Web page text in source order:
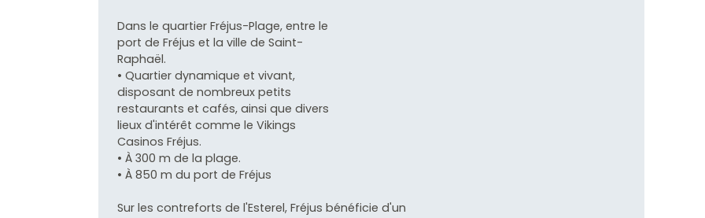
Dans le quartier Fréjus-Plage, entre le
port de Fréjus et la ville de Saint-
Raphaël.
• Quartier dynamique et vivant,
disposant de nombreux petits
restaurants et cafés, ainsi que divers
lieux d'intérêt comme le Vikings
Casinos Fréjus.
• À 300 m de la plage.
• À 850 m du port de Fréjus
Sur les contreforts de l'Esterel, Fréjus bénéficie d'un